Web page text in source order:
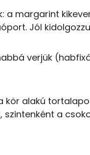
zsírsav:
a margarint
Jól
verjük
kör alakú
a